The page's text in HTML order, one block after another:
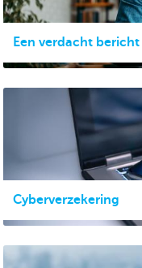
Een verdacht
Cyberverzekering